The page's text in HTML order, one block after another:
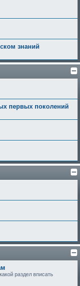
знаний
первых поколений
раздел вписать